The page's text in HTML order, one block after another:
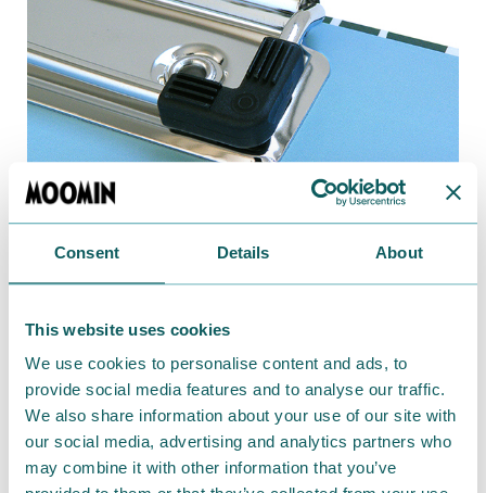
Consent Details About
This website uses cookies
We use cookies to personalise content and ads, to
provide social media features and to analyse our traffic.
We also share information about your use of our site with
our social media, advertising and analytics partners who
may combine it with other information that you’ve
角潰れ防止に金具を取り付けました。